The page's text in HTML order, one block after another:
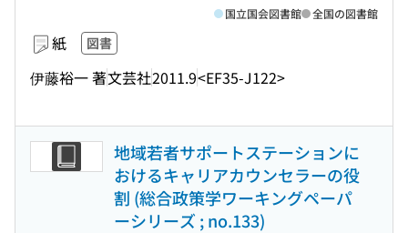
紙 図書
伊藤裕一 著文芸社2011.9<EF35-J122>
国立国会図書館 全国の図書館
地域若者サポートステーションに
おけるキャリアカウンセラーの役
割 (総合政策学ワーキングペーパ
ーシリーズ ; no.133)